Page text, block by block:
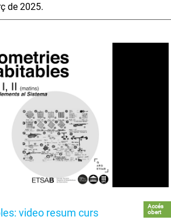
de 2025.
video resum curs
Accés
obert